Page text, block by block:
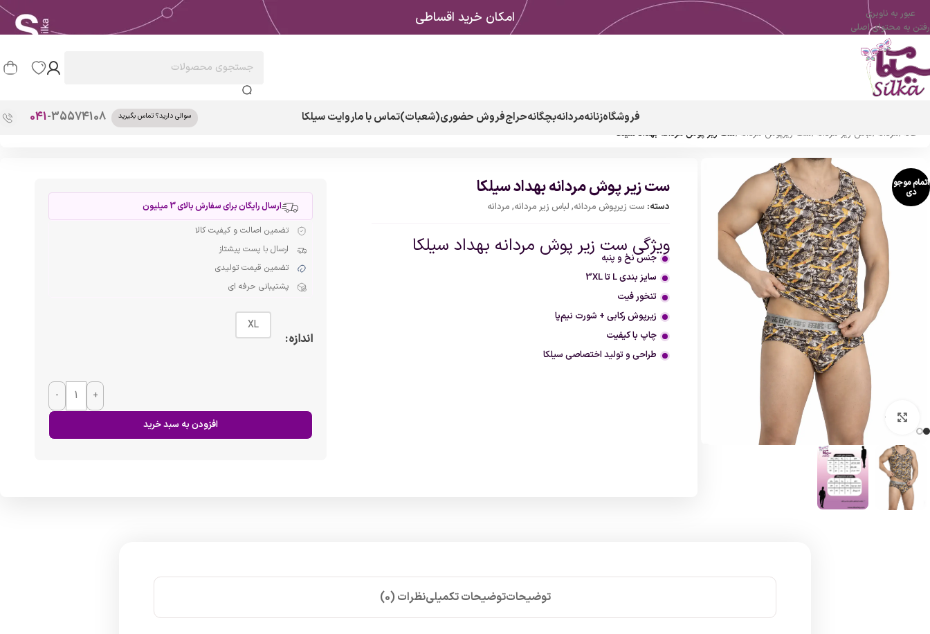
عبور به ناوبری
رفتن به محتوای اصلی
امکان خرید اقساطی
فروشگاهزنانهمردانهبچگانهحراجفروش حضوری(شعبات)تماس با ماروایت سیلکا سوالی دارید؟ تماس بگیرید 041-35574108
خانه /مردانه /لباس زیر مردانه /ست زیرپوش مردانه /ست زیر پوش مردانه بهداد سیلکا
اتمام موجو
دی
بزرگنمایی تصویر
ست زیر پوش مردانه بهداد سیلکا
دسته: ست زیرپوش مردانه, لباس زیر مردانه, مردانه
ویژگی ست زیر پوش مردانه بهداد سیلکا
جنس نخ و پنبه
سایز بندی L تا 3XL
تنخور فیت
زیرپوش رکابی + شورت نیم‌پا
چاپ با کیفیت
طراحی و تولید اختصاصی سیلکا
ارسال رایگان برای سفارش بالای 3 میلیون
تضمین اصالت و کیفیت کالا
ارسال با پست پیشتاز
تضمین قیمت تولیدی
پشتیبانی حرفه ای
اندازه
XL
- +
افزودن به سبد خرید
توضیحاتتوضیحات تکمیلینظرات (0)